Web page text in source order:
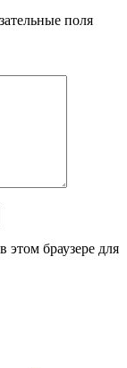
поля
этом браузере для